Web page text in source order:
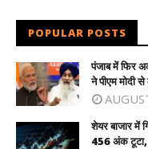
POPULAR POSTS
पंजाब में फिर
ने पीएम मोदी
शेयर बाजार में
456 अंक